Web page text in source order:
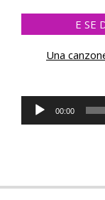
E SE
Una
Audio
Player
00:00